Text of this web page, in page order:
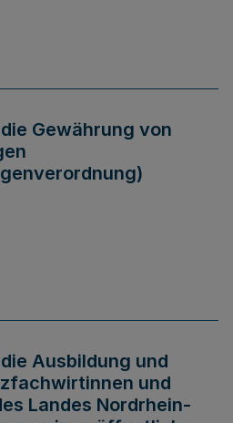
Gewährung von
Ausbildung und
und
Landes Nordrhein-